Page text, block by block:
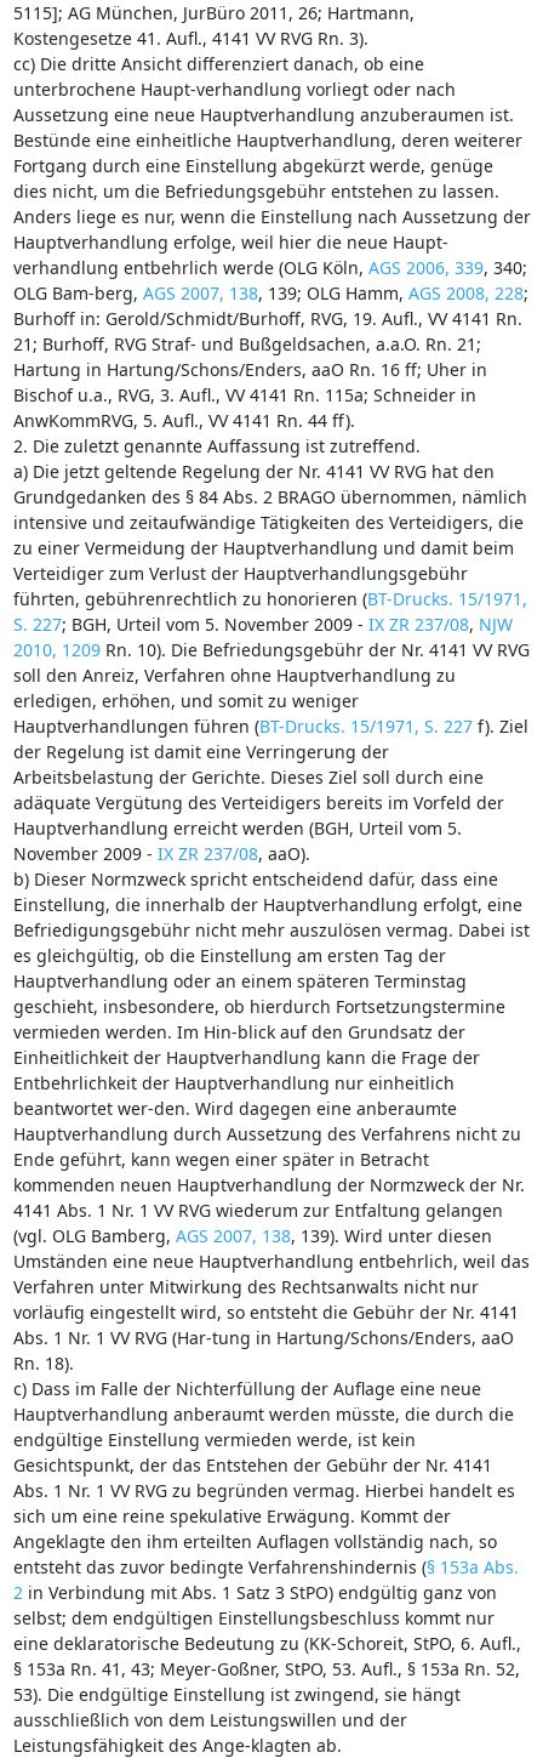
5115]; AG München, JurBüro 2011, 26; Hartmann,
Kostengesetze 41. Aufl., 4141 VV RVG Rn. 3).
cc) Die dritte Ansicht differenziert danach, ob eine
unterbrochene Haupt-verhandlung vorliegt oder nach
Aussetzung eine neue Hauptverhandlung anzuberaumen ist.
Bestünde eine einheitliche Hauptverhandlung, deren weiterer
Fortgang durch eine Einstellung abgekürzt werde, genüge
dies nicht, um die Befriedungsgebühr entstehen zu lassen.
Anders liege es nur, wenn die Einstellung nach Aussetzung der
Hauptverhandlung erfolge, weil hier die neue Haupt-
verhandlung entbehrlich werde (OLG Köln, AGS 2006, 339, 340;
OLG Bam-berg, AGS 2007, 138, 139; OLG Hamm, AGS 2008, 228;
Burhoff in: Gerold/Schmidt/Burhoff, RVG, 19. Aufl., VV 4141 Rn.
21; Burhoff, RVG Straf- und Bußgeldsachen, a.a.O. Rn. 21;
Hartung in Hartung/Schons/Enders, aaO Rn. 16 ff; Uher in
Bischof u.a., RVG, 3. Aufl., VV 4141 Rn. 115a; Schneider in
AnwKommRVG, 5. Aufl., VV 4141 Rn. 44 ff).
2. Die zuletzt genannte Auffassung ist zutreffend.
a) Die jetzt geltende Regelung der Nr. 4141 VV RVG hat den
Grundgedanken des § 84 Abs. 2 BRAGO übernommen, nämlich
intensive und zeitaufwändige Tätigkeiten des Verteidigers, die
zu einer Vermeidung der Hauptverhandlung und damit beim
Verteidiger zum Verlust der Hauptverhandlungsgebühr
führten, gebührenrechtlich zu honorieren (BT-Drucks. 15/1971,
S. 227; BGH, Urteil vom 5. November 2009 - IX ZR 237/08, NJW
2010, 1209Rn. 10). Die Befriedungsgebühr der Nr. 4141 VV RVG
soll den Anreiz, Verfahren ohne Hauptverhandlung zu
erledigen, erhöhen, und somit zu weniger
Hauptverhandlungen führen (BT-Drucks. 15/1971, S. 227f). Ziel
der Regelung ist damit eine Verringerung der
Arbeitsbelastung der Gerichte. Dieses Ziel soll durch eine
adäquate Vergütung des Verteidigers bereits im Vorfeld der
Hauptverhandlung erreicht werden (BGH, Urteil vom 5.
November 2009 - IX ZR 237/08, aaO).
b) Dieser Normzweck spricht entscheidend dafür, dass eine
Einstellung, die innerhalb der Hauptverhandlung erfolgt, eine
Befriedigungsgebühr nicht mehr auszulösen vermag. Dabei ist
es gleichgültig, ob die Einstellung am ersten Tag der
Hauptverhandlung oder an einem späteren Terminstag
geschieht, insbesondere, ob hierdurch Fortsetzungstermine
vermieden werden. Im Hin-blick auf den Grundsatz der
Einheitlichkeit der Hauptverhandlung kann die Frage der
Entbehrlichkeit der Hauptverhandlung nur einheitlich
beantwortet wer-den. Wird dagegen eine anberaumte
Hauptverhandlung durch Aussetzung des Verfahrens nicht zu
Ende geführt, kann wegen einer später in Betracht
kommenden neuen Hauptverhandlung der Normzweck der Nr.
4141 Abs. 1 Nr. 1 VV RVG wiederum zur Entfaltung gelangen
(vgl. OLG Bamberg, AGS 2007, 138, 139). Wird unter diesen
Umständen eine neue Hauptverhandlung entbehrlich, weil das
Verfahren unter Mitwirkung des Rechtsanwalts nicht nur
vorläufig eingestellt wird, so entsteht die Gebühr der Nr. 4141
Abs. 1 Nr. 1 VV RVG (Har-tung in Hartung/Schons/Enders, aaO
Rn. 18).
c) Dass im Falle der Nichterfüllung der Auflage eine neue
Hauptverhandlung anberaumt werden müsste, die durch die
endgültige Einstellung vermieden werde, ist kein
Gesichtspunkt, der das Entstehen der Gebühr der Nr. 4141
Abs. 1 Nr. 1 VV RVG zu begründen vermag. Hierbei handelt es
sich um eine reine spekulative Erwägung. Kommt der
Angeklagte den ihm erteilten Auflagen vollständig nach, so
entsteht das zuvor bedingte Verfahrenshindernis (§ 153a Abs.
2 in Verbindung mit Abs. 1 Satz 3 StPO) endgültig ganz von
selbst; dem endgültigen Einstellungsbeschluss kommt nur
eine deklaratorische Bedeutung zu (KK-Schoreit, StPO, 6. Aufl.,
§ 153a Rn. 41, 43; Meyer-Goßner, StPO, 53. Aufl., § 153a Rn. 52,
53). Die endgültige Einstellung ist zwingend, sie hängt
ausschließlich von dem Leistungswillen und der
Leistungsfähigkeit des Ange-klagten ab.